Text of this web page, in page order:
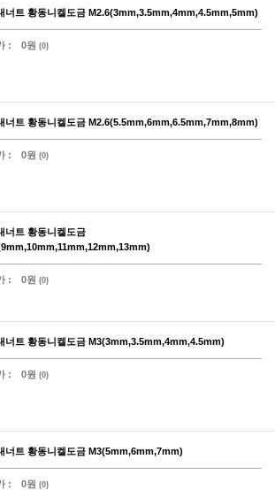
너트 황동니켈도금 M2.6(3mm,3.5mm,4mm,4.5mm,5mm)
: 0원 (0)
너트 황동니켈도금 M2.6(5.5mm,6mm,6.5mm,7mm,8mm)
: 0원 (0)
너트 황동니켈도금
: 0원 (0)
너트 황동니켈도금 M3(3mm,3.5mm,4mm,4.5mm)
: 0원 (0)
너트 황동니켈도금 M3(5mm,6mm,7mm)
: 0원 (0)